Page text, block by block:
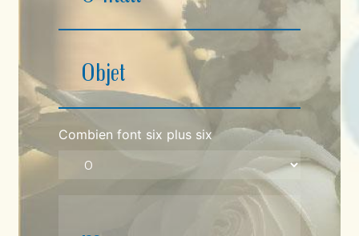
Combien font six plus six